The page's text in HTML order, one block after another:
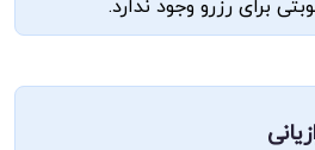
برای رزرو وجود ندارد.